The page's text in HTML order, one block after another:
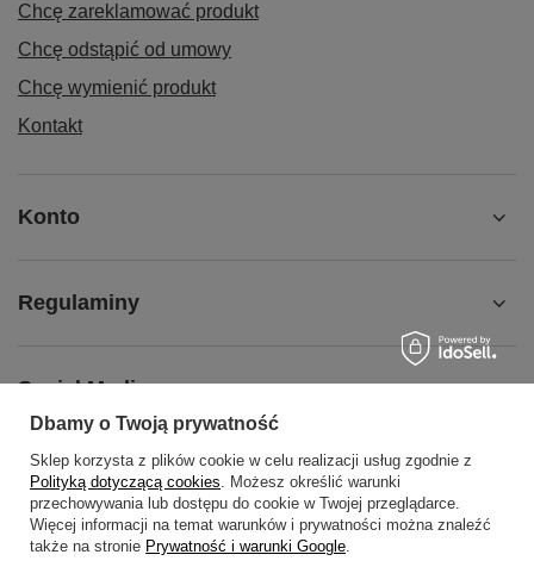
Chcę zareklamować produkt
Chcę odstąpić od umowy
Chcę wymienić produkt
Kontakt
Konto
Regulaminy
Social Media
O NAS
Dbamy o Twoją prywatność
Sklep korzysta z plików cookie w celu realizacji usług zgodnie z
Polityką dotyczącą cookies. Możesz określić warunki
przechowywania lub dostępu do cookie w Twojej przeglądarce.
Więcej informacji na temat warunków i prywatności można znaleźć
także na stronie Prywatność i warunki Google.